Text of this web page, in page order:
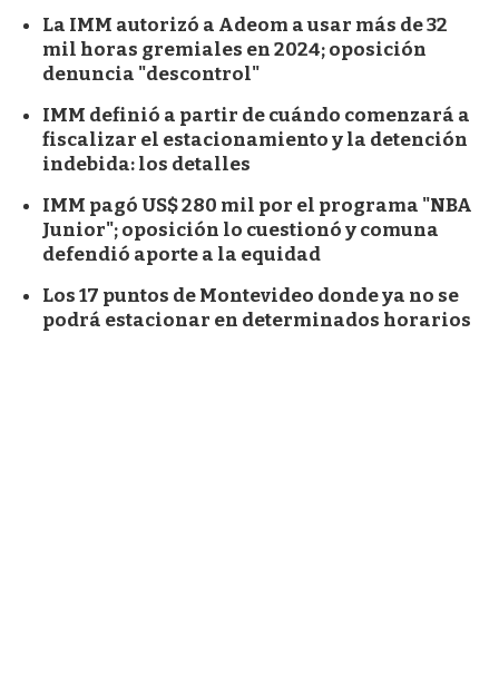
La IMM autorizó a Adeom a usar más de 32
mil horas gremiales en 2024; oposición
denuncia "descontrol"
IMM definió a partir de cuándo comenzará a
fiscalizar el estacionamiento y la detención
indebida: los detalles
IMM pagó US$ 280 mil por el programa "NBA
Junior"; oposición lo cuestionó y comuna
defendió aporte a la equidad
Los 17 puntos de Montevideo donde ya no se
podrá estacionar en determinados horarios